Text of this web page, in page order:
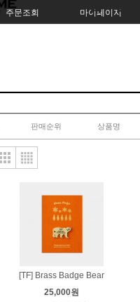
주문조회 마이페이지
판매순위 상품명
[TF] Brass Badge Bear
25,000원